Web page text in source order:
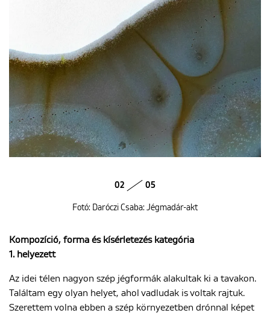
02 05
Fotó: Daróczi Csaba: Jégmadár-akt
Kompozíció, forma és kísérletezés kategória
1. helyezett
Az idei télen nagyon szép jégformák alakultak ki a tavakon.
Találtam egy olyan helyet, ahol vadludak is voltak rajtuk.
Szerettem volna ebben a szép környezetben drónnal képet